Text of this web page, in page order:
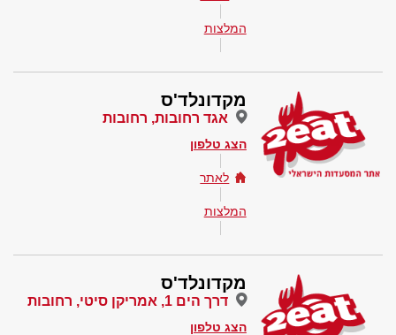
המלצות
מקדונלד'ס
אגד רחובות, רחובות
הצג טלפון
לאתר
המלצות
מקדונלד'ס
דרך הים 1, אמריקן סיטי, רחובות
הצג טלפון